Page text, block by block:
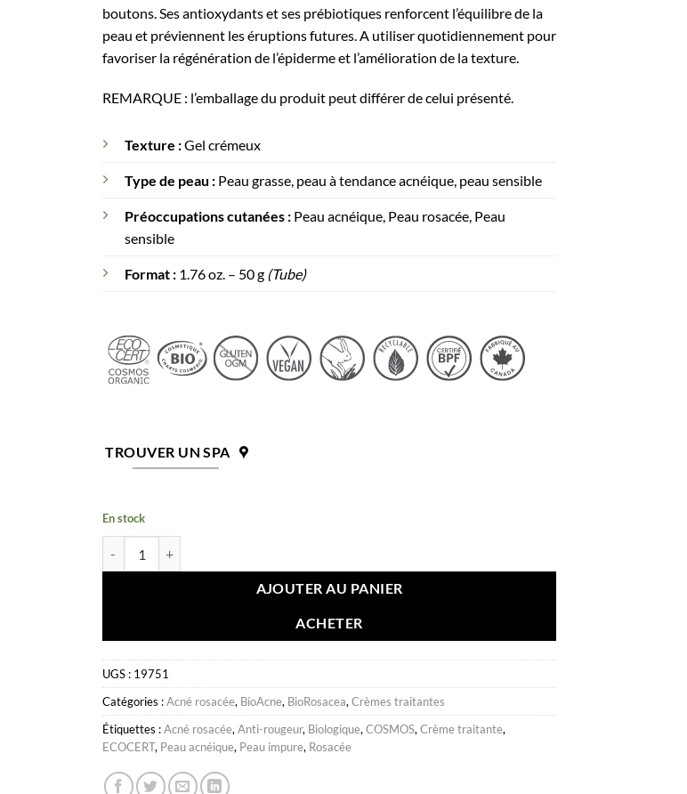
boutons. Ses antioxydants et ses prébiotiques renforcent l’équilibre de la
peau et préviennent les éruptions futures. A utiliser quotidiennement pour
favoriser la régénération de l’épiderme et l’amélioration de la texture.
REMARQUE : l’emballage du produit peut différer de celui présenté.
Texture :Gel crémeux
Type de peau : Peau grasse, peau à tendance acnéique, peau sensible
Préoccupations cutanées : Peau acnéique, Peau rosacée, Peau
sensible
Format : 1.76 oz. – 50 g (Tube)
TROUVER UN SPA
En stock
AJOUTER AU PANIER
ACHETER
UGS : 19751
Catégories :Acné rosacée, BioAcne, BioRosacea,Crèmes traitantes
Étiquettes :Acné rosacée,Anti-rougeur, Biologique,COSMOS,Crème traitante,
ECOCERT, Peau acnéique, Peau impure, Rosacée